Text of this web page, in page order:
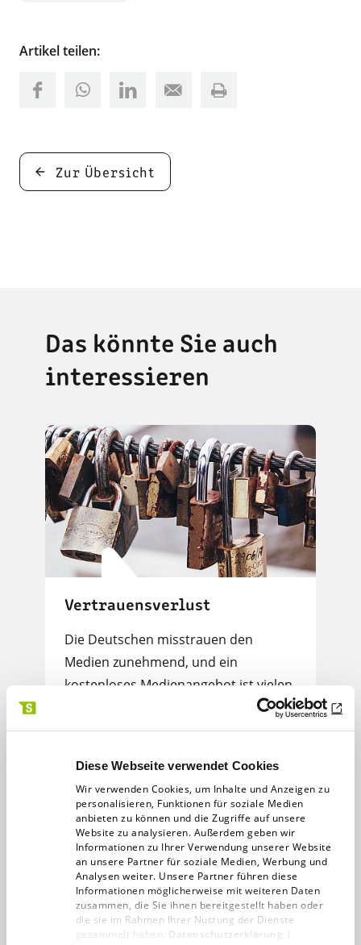
Diese Webseite verwendet Cookies
Wir verwenden Cookies, um Inhalte und Anzeigen zu
personalisieren, Funktionen für soziale Medien
anbieten zu können und die Zugriffe auf unsere
Website zu analysieren. Außerdem geben wir
Informationen zu Ihrer Verwendung unserer Website
an unsere Partner für soziale Medien, Werbung und
Analysen weiter. Unsere Partner führen diese
Informationen möglicherweise mit weiteren Daten
zusammen, die Sie ihnen bereitgestellt haben oder
die sie im Rahmen Ihrer Nutzung der Dienste
gesammelt haben. Datenschutzerklärung
Artikel teilen:
Zur Übersicht
Das könnte Sie auch
interessieren
Vertrauensverlust
Die Deutschen misstrauen den
Medien zunehmend, und ein
kostenloses Medienangebot ist vielen
wichtiger als der Datenschutz – so
lauten zwei Ergebnisse…
Digitalagentur 04.11.18 < 1 min